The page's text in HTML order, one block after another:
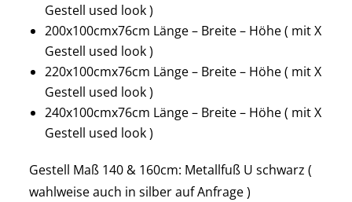
Gestell used look )
200x100cmx76cm Länge – Breite – Höhe ( mit X
Gestell used look )
220x100cmx76cm Länge – Breite – Höhe ( mit X
Gestell used look )
240x100cmx76cm Länge – Breite – Höhe ( mit X
Gestell used look )
Gestell Maß 140 & 160cm: Metallfuß U schwarz (
wahlweise auch in silber auf Anfrage )